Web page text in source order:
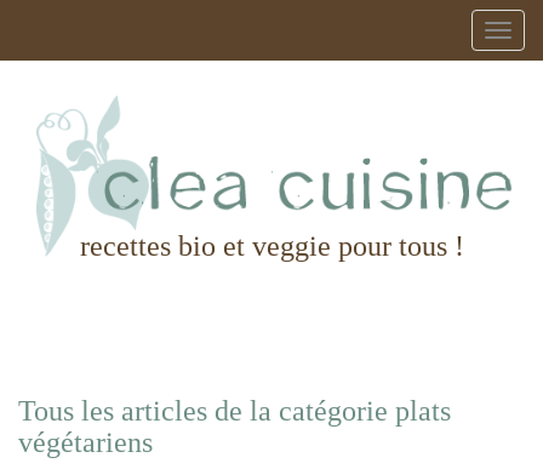
recettes bio et veggie pour tous !
Tous les articles de la catégorie plats
végétariens